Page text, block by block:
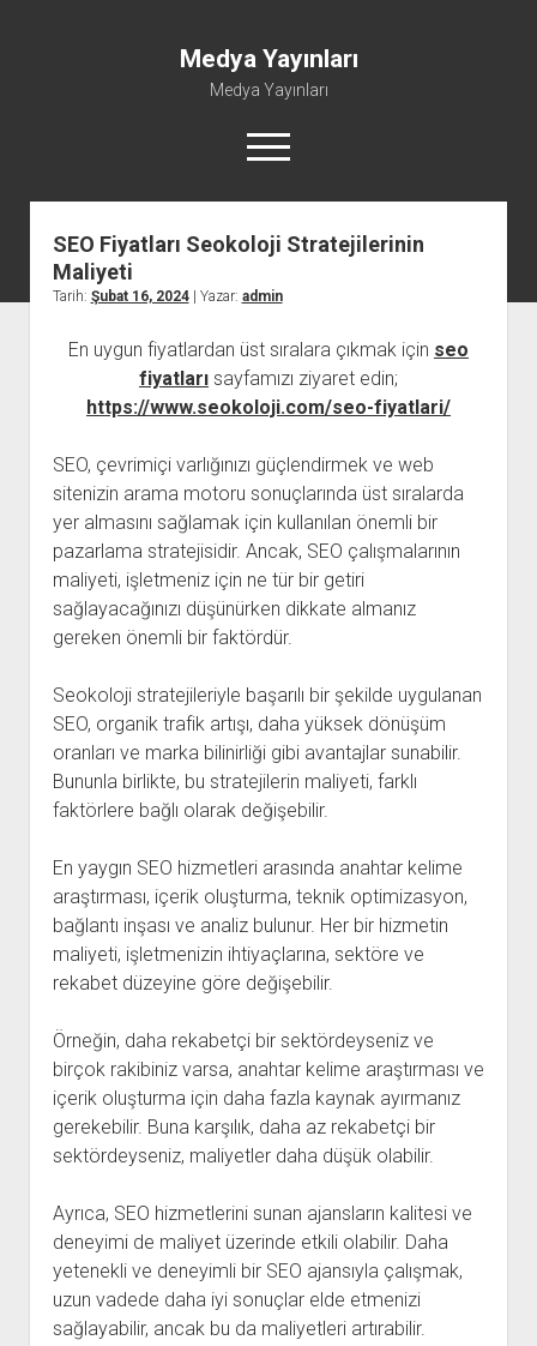
Medya Yayınları
Medya Yayınları
menüyü
aç
Instagram Beğeni Al
Shorts Abone Çoğaltma Hilesi Parasız
Şifresiz Spotify Takipçi Yükseltme
SEO Fiyatları Seokoloji Stratejilerinin
Maliyeti
Tarih: Şubat 16, 2024| Yazar: admin
En uygun fiyatlardan üst sıralara çıkmak için seo
fiyatları sayfamızı ziyaret edin;
https://www.seokoloji.com/seo-fiyatlari/
SEO, çevrimiçi varlığınızı güçlendirmek ve web
sitenizin arama motoru sonuçlarında üst sıralarda
yer almasını sağlamak için kullanılan önemli bir
pazarlama stratejisidir. Ancak, SEO çalışmalarının
maliyeti, işletmeniz için ne tür bir getiri
sağlayacağınızı düşünürken dikkate almanız
gereken önemli bir faktördür.
Seokoloji stratejileriyle başarılı bir şekilde uygulanan
SEO, organik trafik artışı, daha yüksek dönüşüm
oranları ve marka bilinirliği gibi avantajlar sunabilir.
Bununla birlikte, bu stratejilerin maliyeti, farklı
faktörlere bağlı olarak değişebilir.
En yaygın SEO hizmetleri arasında anahtar kelime
araştırması, içerik oluşturma, teknik optimizasyon,
bağlantı inşası ve analiz bulunur. Her bir hizmetin
maliyeti, işletmenizin ihtiyaçlarına, sektöre ve
rekabet düzeyine göre değişebilir.
Örneğin, daha rekabetçi bir sektördeyseniz ve
birçok rakibiniz varsa, anahtar kelime araştırması ve
içerik oluşturma için daha fazla kaynak ayırmanız
gerekebilir. Buna karşılık, daha az rekabetçi bir
sektördeyseniz, maliyetler daha düşük olabilir.
Ayrıca, SEO hizmetlerini sunan ajansların kalitesi ve
deneyimi de maliyet üzerinde etkili olabilir. Daha
yetenekli ve deneyimli bir SEO ajansıyla çalışmak,
uzun vadede daha iyi sonuçlar elde etmenizi
sağlayabilir, ancak bu da maliyetleri artırabilir.